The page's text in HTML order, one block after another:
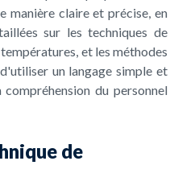
manière claire et précise, en
sur les techniques de
et les méthodes
un langage simple et
du personnel
de